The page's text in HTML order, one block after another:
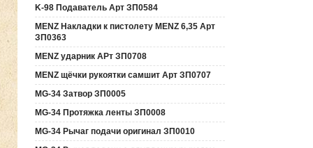
K-98 Подаватель Арт ЗП0584
MENZ Накладки к пистолету MENZ 6,35 Арт
ЗП0363
MENZ ударник АРт ЗП0708
MENZ щёчки рукоятки самшит Арт ЗП0707
MG-34 Затвор ЗП0005
MG-34 Протяжка ленты ЗП0008
MG-34 Рычаг подачи оригинал ЗП0010